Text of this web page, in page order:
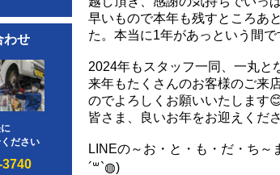
わせ
ださい
早いもので本年も残すところあ
た。本当に1年があっという間で
2024年もスタッフ一同、一丸と
来年もたくさんのお客様のご来
のでよろしくお願いいたします
皆さま、良いお年をお迎えくださ
LINEの～お・と・も・だ・ち
´꒳`◍)